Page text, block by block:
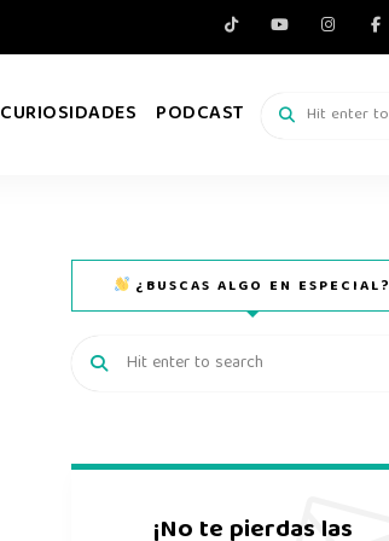
CURIOSIDADES PODCAST
¿BUSCAS ALGO EN ESPECIAL?
¡No te pierdas las